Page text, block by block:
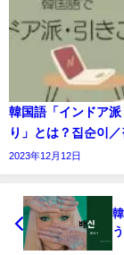
韓国語「インドア派
り」とは？집순이
2023年12月12日